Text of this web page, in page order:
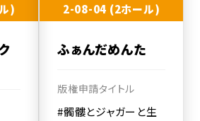
) 2-08-04 (2ホール)
ふぁんだめんた
版権申請タイトル
#髑髏とジャガーと生